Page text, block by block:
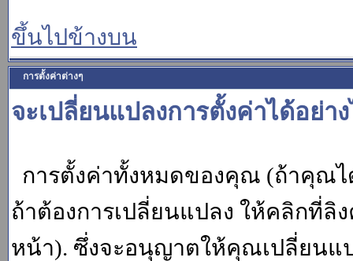
ขึ้นไปข้างบน
การตั้งค่าต่างๆ
จะเปลี่ยนแปลงการตั้งค่าได้อย่าง
การตั้งค่าทั้งหมดของคุณ (ถ้าคุณไ
ถ้าต้องการเปลี่ยนแปลง ให้คลิกที่ลิ
หน้า). ซึ่งจะอนุญาตให้คุณเปลี่ยนแ